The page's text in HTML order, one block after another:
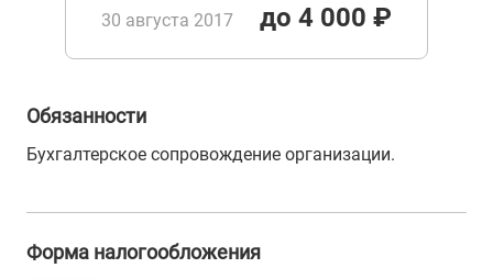
30 августа 2017 до 4 000 ₽
Обязанности
Бухгалтерское сопровождение организации.
Форма налогообложения